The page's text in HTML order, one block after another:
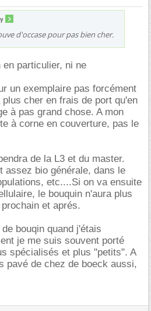
d'occase pour pas bien cher.
particulier, ni ne
un exemplaire pas forcément
cher en frais de port qu'en
à pas grand chose. A mon
à corne en couverture, pas le
de la L3 et du master.
assez bio générale, dans le
etc....Si on va ensuite
le bouquin n'aura plus
et aprés.
bouqin quand j'étais
je me suis souvent porté
spécialisés et plus "petits". A
pavé de chez de boeck aussi,